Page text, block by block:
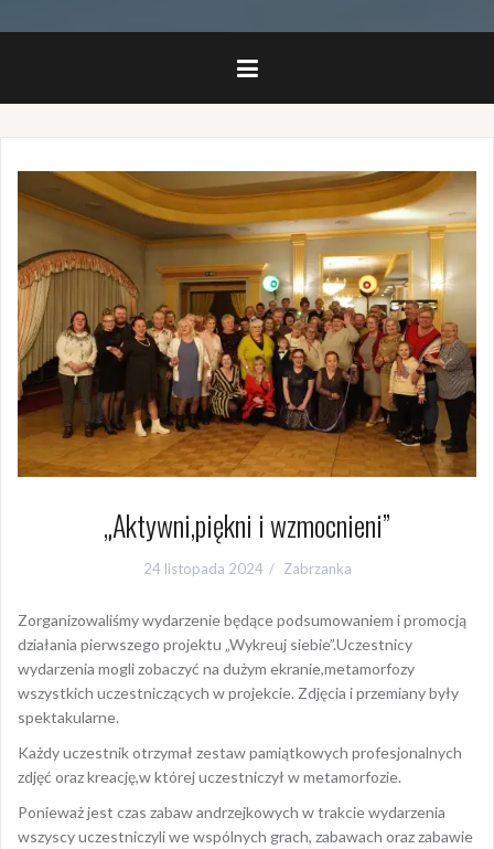
„Aktywni,piękni i wzmocnieni”
24 listopada 2024 Zabrzanka
Zorganizowaliśmy wydarzenie będące podsumowaniem i promocją
działania pierwszego projektu „Wykreuj siebie”.Uczestnicy
wydarzenia mogli zobaczyć na dużym ekranie,metamorfozy
wszystkich uczestniczących w projekcie. Zdjęcia i przemiany były
spektakularne.
Każdy uczestnik otrzymał zestaw pamiątkowych profesjonalnych
zdjęć oraz kreację,w której uczestniczył w metamorfozie.
Ponieważ jest czas zabaw andrzejkowych w trakcie wydarzenia
wszyscy uczestniczyli we wspólnych grach, zabawach oraz zabawie